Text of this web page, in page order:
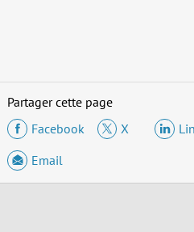
Partager cette page
Facebook
X
Email